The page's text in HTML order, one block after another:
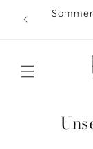
zum